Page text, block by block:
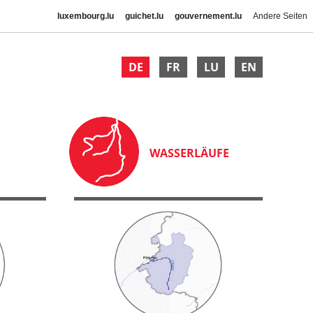
luxembourg.lu guichet.lu gouvernement.lu Andere Seiten
DE FR LU EN
WASSERLÄUFE